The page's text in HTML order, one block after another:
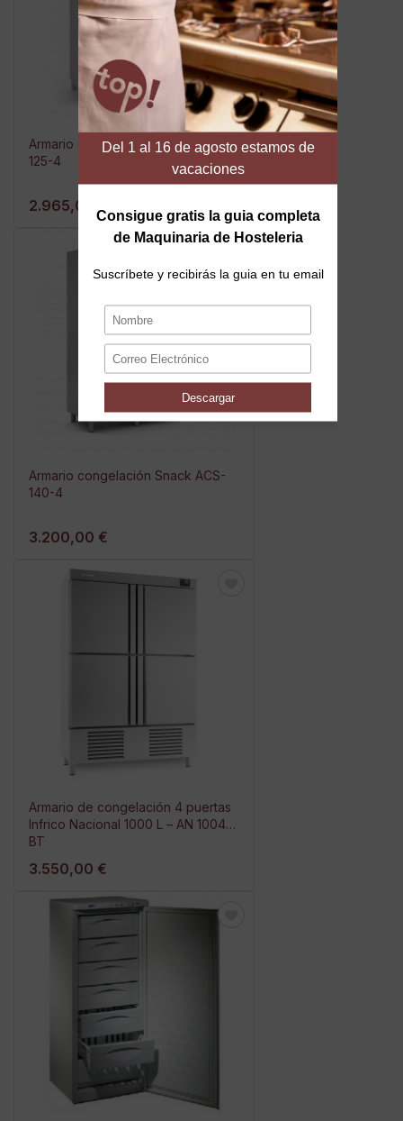
Armario congelación Snack ARC-
125-4
2.965,00 €
Armario congelación Snack ACS-
140-4
3.200,00 €
Armario de congelación 4 puertas
Infrico Nacional 1000 L – AN 1004
BT
3.550,00 €